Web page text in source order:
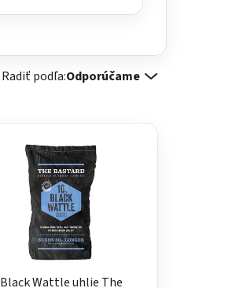
Radiť podľa:Odporúčame
Black Wattle uhlie The